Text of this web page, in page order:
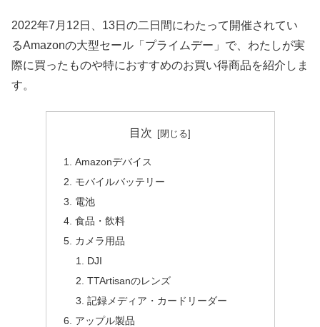
2022年7月12日、13日の二日間にわたって開催されてい
るAmazonの大型セール「プライムデー」で、わたしが実
際に買ったものや特におすすめのお買い得商品を紹介しま
す。
目次
Amazonデバイス
モバイルバッテリー
電池
食品・飲料
カメラ用品
DJI
TTArtisanのレンズ
記録メディア・カードリーダー
アップル製品